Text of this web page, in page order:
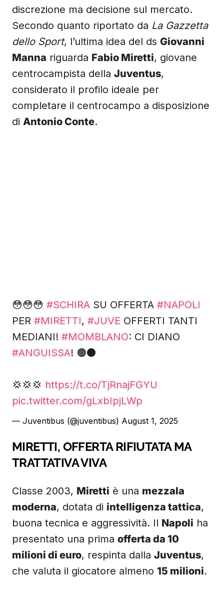
discrezione ma decisione sul mercato.
Secondo quanto riportato da La Gazzetta
dello Sport, l’ultima idea del ds Giovanni
Manna riguarda Fabio Miretti, giovane
centrocampista della Juventus,
considerato il profilo ideale per
completare il centrocampo a disposizione
di Antonio Conte.
😳😳😳 #SCHIRA SU OFFERTA #NAPOLI
PER #MIRETTI, #JUVE OFFERTI TANTI
MEDIANI! #MOMBLANO: CI DIANO
#ANGUISSA! 🟠⚫️
💢💢💢 https://t.co/TjRnajFGYU
pic.twitter.com/gLxbIpjLWp
— Juventibus (@juventibus) August 1, 2025
MIRETTI, OFFERTA RIFIUTATA MA
TRATTATIVA VIVA
Classe 2003, Miretti è una mezzala
moderna, dotata di intelligenza tattica,
buona tecnica e aggressività. Il Napoli ha
presentato una prima offerta da 10
milioni di euro, respinta dalla Juventus,
che valuta il giocatore almeno 15 milioni.